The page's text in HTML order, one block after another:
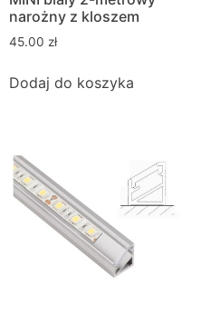
narożny z kloszem
45.00 zł
Dodaj do koszyka